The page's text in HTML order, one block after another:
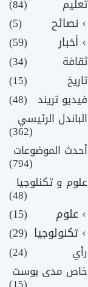
تعليم (84)
نصائح
(5)
أخبار
(59)
ثقافة
(34)
تاريخ
(15)
فيديو تريند (48)
الباندل الرئيسي
(362)
أحدث الموضوعات
(794)
علوم و تكنلوجيا
(48)
علوم
(15)
تكنولوجيا (29)
رأي
(24)
خاص مدى بوست